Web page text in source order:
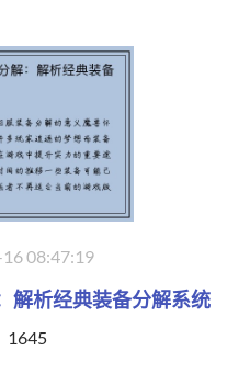
08:47:19
解析经典装备分解系统
1645